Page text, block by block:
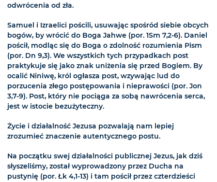
odwrócenia od zła.
Samuel i Izraelici pościli, usuwając spośród siebie obcych
bogów, by wrócić do Boga Jahwe (por. 1Sm 7,2-6). Daniel
pościł, modląc się do Boga o zdolność rozumienia Pism
(por. Dn 9,3). We wszystkich tych przypadkach post
praktykuje się jako znak uniżenia się przed Bogiem. By
ocalić Niniwę, król ogłasza post, wzywając lud do
porzucenia złego postępowania i nieprawości (por. Jon
3,7-9). Post, który nie pociąga za sobą nawrócenia serca,
jest w istocie bezużyteczny.
Życie i działalność Jezusa pozwalają nam lepiej
zrozumieć znaczenie autentycznego postu.
Na początku swej działalności publicznej Jezus, jak dziś
słyszeliśmy, został wyprowadzony przez Ducha na
pustynię (por. Łk 4,1-13) i tam pościł przez czterdzieści